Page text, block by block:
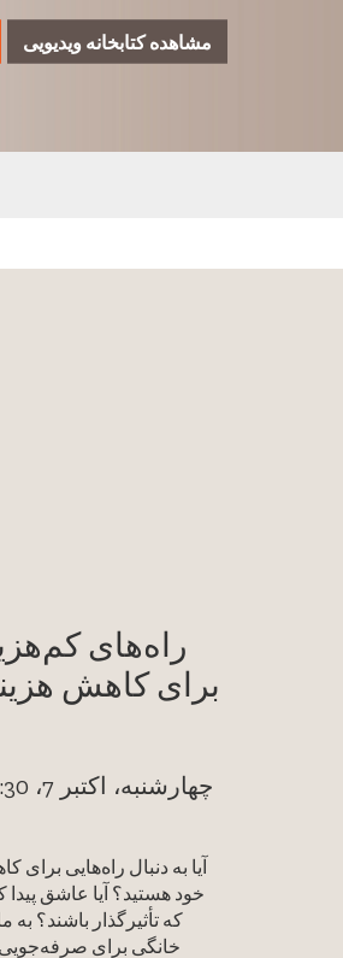
مشاهده کتابخانه ویدیویی
راه‌های
برای کاهش
آیا به دنبال راه‌هایی برای
خود هستید؟ آیا عاشق
که تأثیرگذار باشند؟ به
خانگی برای